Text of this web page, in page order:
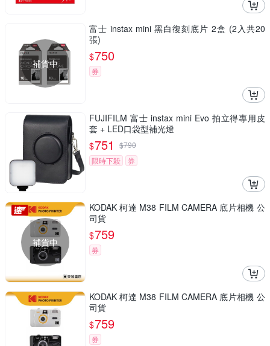
補貨中
富士 instax mini 黑白復刻底片 2盒 (2入共20
張)
$750
券
FUJIFILM 富士 instax mini Evo 拍立得專用皮
套 + LED口袋型補光燈
$751 $790
限時下殺
券
補貨中
KODAK 柯達 M38 FILM CAMERA 底片相機 公
司貨
$759
券
KODAK 柯達 M38 FILM CAMERA 底片相機 公
司貨
$759
券